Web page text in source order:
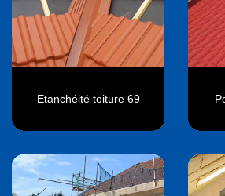
Etanchéité toiture 69